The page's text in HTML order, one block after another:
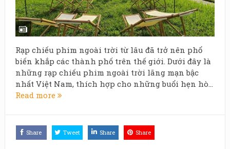
Rạp chiếu phim ngoài trời từ lâu đã trở nên phổ
biến khắp các thành phố trên thế giới. Dưới đây là
những rạp chiếu phim ngoài trời lãng mạn bậc
nhất Việt Nam, thích hợp cho những buổi hẹn hò...
Read more
Share Tweet Share Share